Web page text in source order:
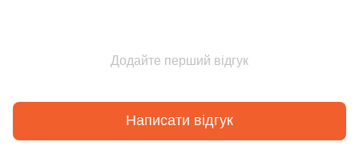
Додайте перший відгук
Написати відгук